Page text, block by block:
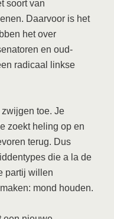
soort van
Daarvoor is het
het over
en oud-
radicaal linkse
toe. Je
zoekt heling op en
terug. Dus
die a la de
partij willen
mond houden.